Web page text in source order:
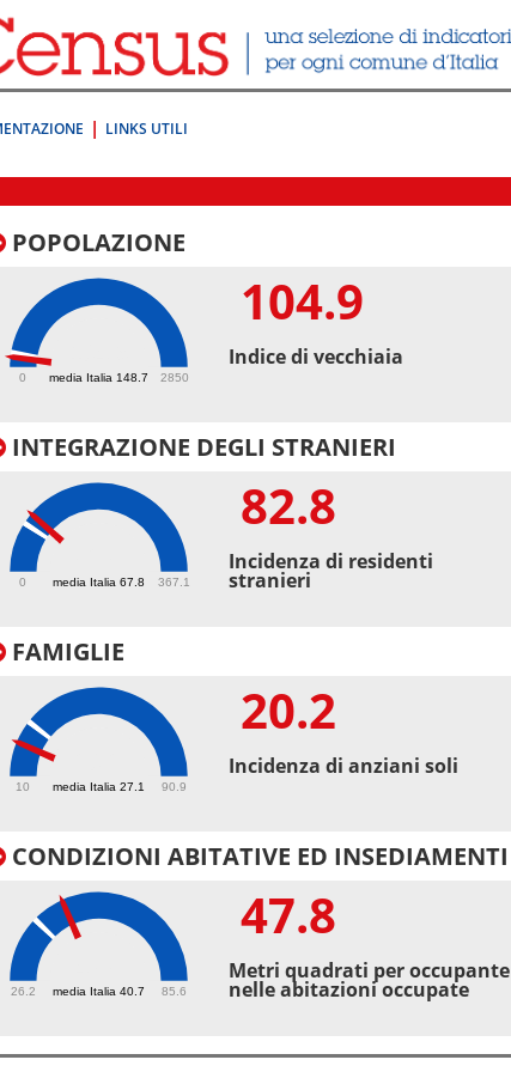
LINKS UTILI
POPOLAZIONE
media Italia 148.7
0 2850
104.9
Indice di vecchiaia
INTEGRAZIONE DEGLI STRANIERI
media Italia 67.8
0 367.1
82.8
Incidenza di residenti
stranieri
FAMIGLIE
media Italia 27.1
10 90.9
20.2
Incidenza di anziani soli
CONDIZIONI ABITATIVE ED INSEDIAMENTI
media Italia 40.7
26.2 85.6
47.8
Metri quadrati per occupante
nelle abitazioni occupate